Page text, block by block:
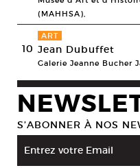
(MAHHSA),
10
ART
Jean Dubuffet
Galerie Jeanne Bucher
S’ABONNER À NOS